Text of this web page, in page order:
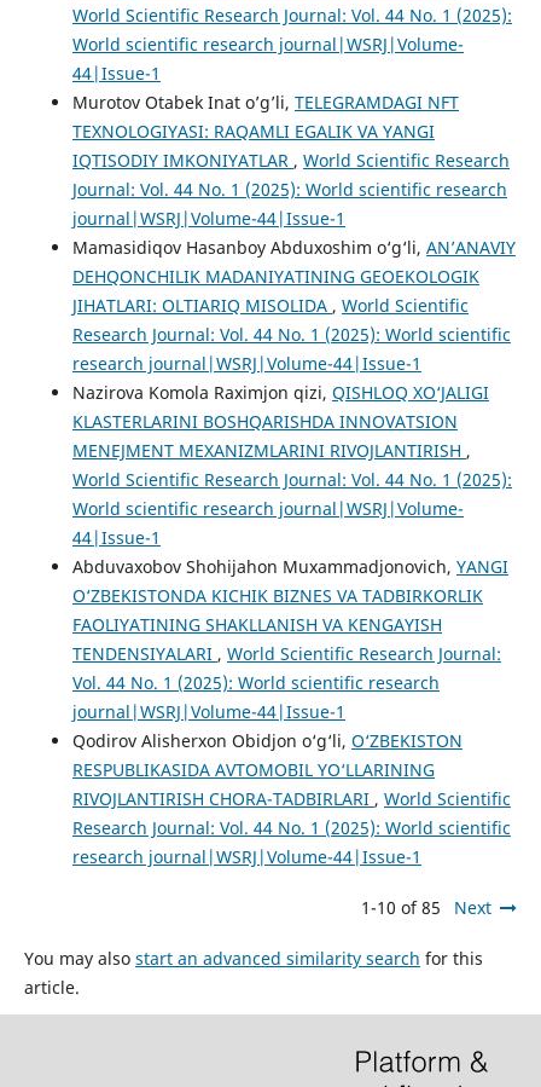
World Scientific Research Journal: Vol. 44 No. 1 (2025):
World scientific research journal|WSRJ|Volume-
44|Issue-1
Murotov Otabek Inat o’g’li, TELEGRAMDAGI NFT
TEXNOLOGIYASI: RAQAMLI EGALIK VA YANGI
IQTISODIY IMKONIYATLAR , World Scientific Research
Journal: Vol. 44 No. 1 (2025): World scientific research
journal|WSRJ|Volume-44|Issue-1
Mamasidiqov Hasanboy Abduxoshim o‘g‘li, AN’ANAVIY
DEHQONCHILIK MADANIYATINING GEOEKOLOGIK
JIHATLARI: OLTIARIQ MISOLIDA , World Scientific
Research Journal: Vol. 44 No. 1 (2025): World scientific
research journal|WSRJ|Volume-44|Issue-1
Nazirova Komola Raximjon qizi, QISHLOQ XO‘JALIGI
KLASTERLARINI BOSHQARISHDA INNOVATSION
MENEJMENT MEXANIZMLARINI RIVOJLANTIRISH ,
World Scientific Research Journal: Vol. 44 No. 1 (2025):
World scientific research journal|WSRJ|Volume-
44|Issue-1
Abduvaxobov Shohijahon Muxammadjonovich, YANGI
O‘ZBEKISTONDA KICHIK BIZNES VA TADBIRKORLIK
FAOLIYATINING SHAKLLANISH VA KENGAYISH
TENDENSIYALARI , World Scientific Research Journal:
Vol. 44 No. 1 (2025): World scientific research
journal|WSRJ|Volume-44|Issue-1
Qodirov Alisherxon Obidjon o‘g‘li, O‘ZBEKISTON
RESPUBLIKASIDA AVTOMOBIL YO‘LLARINING
RIVOJLANTIRISH CHORA-TADBIRLARI , World Scientific
Research Journal: Vol. 44 No. 1 (2025): World scientific
research journal|WSRJ|Volume-44|Issue-1
1-10 of 85 Next
You may also start an advanced similarity search for this
article.